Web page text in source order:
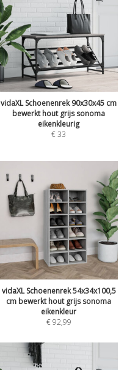
vidaXL Schoenenrek 90x30x45 cm
bewerkt hout grijs sonoma
eikenkleurig
€33
vidaXL Schoenenrek 54x34x100,5
cm bewerkt hout grijs sonoma
eikenkleur
€92,99